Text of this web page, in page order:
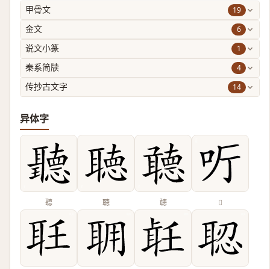
甲骨文 19
金文 6
说文小篆 1
秦系简牍 4
传抄古文字 14
异体字
聽 聴 聼 𠯸